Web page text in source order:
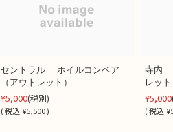
セントラル ホイルコンベア
（アウトレット）
¥5,000(税別)
(税込¥5,500 )
寺内
レット
¥5,000
(税込